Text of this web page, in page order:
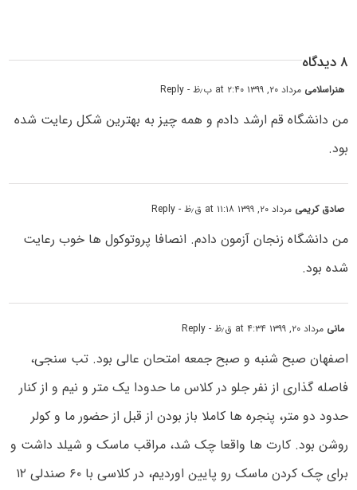
۸ دیدگاه
هنراسلامی مرداد ۲۰, ۱۳۹۹ at ۲:۴۰ ب٫ظ - Reply
من دانشگاه قم ارشد دادم و همه چیز به بهترین شکل رعایت شده
بود.
صادق کریمی مرداد ۲۰, ۱۳۹۹ at ۱۱:۱۸ ق٫ظ - Reply
من دانشگاه زنجان آزمون دادم. انصافا پروتوکول ها خوب رعایت
شده بود.
مانی مرداد ۲۰, ۱۳۹۹ at ۴:۳۴ ق٫ظ - Reply
اصفهان صبح شنبه و صبح جمعه امتحان عالی بود. تب سنجی،
فاصله گذاری از نفر جلو در کلاس ما حدودا یک متر و نیم و از کنار
حدود دو متر، پنجره ها کاملا باز بودن از قبل از حضور ما و کولر
روشن بود. کارت ها واقعا چک شد، مراقب ماسک و شیلد داشت و
برای چک کردن ماسک رو پایین اوردیم، در کلاسی با ۶۰ صندلی ۱۲